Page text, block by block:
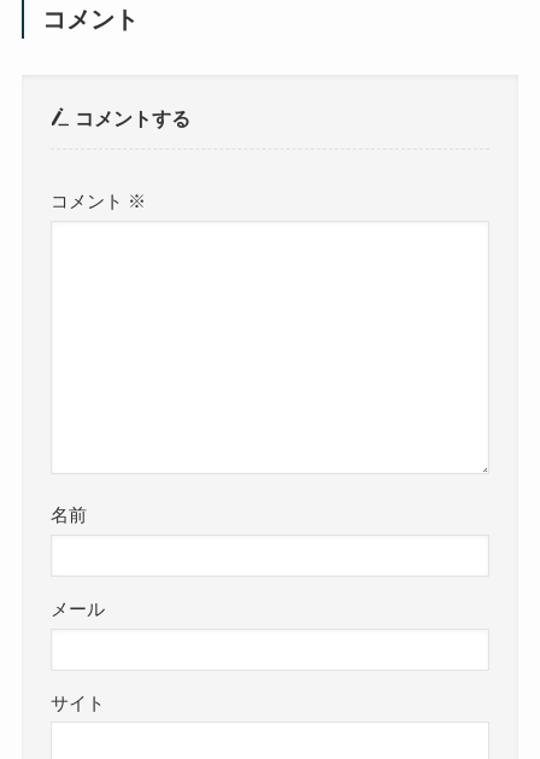
コメント
コメントする
コメント ※
名前
メール
サイト